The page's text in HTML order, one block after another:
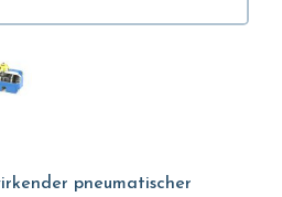
pneumatischer